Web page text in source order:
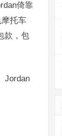
倚靠
托车
款，包
Jordan